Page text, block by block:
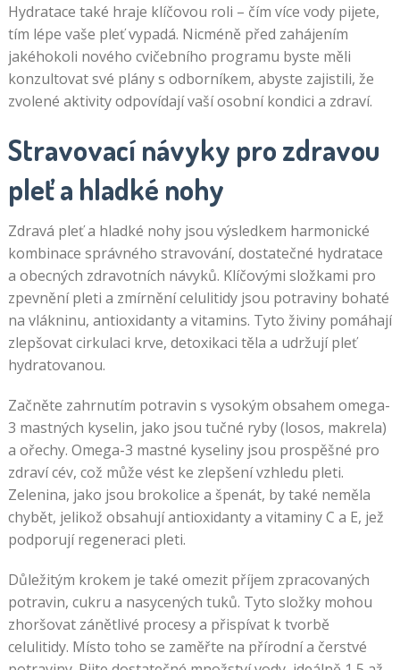
Hydratace také hraje klíčovou roli – čím více vody pijete,
tím lépe vaše pleť vypadá. Nicméně před zahájením
jakéhokoli nového cvičebního programu byste měli
konzultovat své plány s odborníkem, abyste zajistili, že
zvolené aktivity odpovídají vaší osobní kondici a zdraví.
Stravovací návyky pro zdravou
pleť a hladké nohy
Zdravá pleť a hladké nohy jsou výsledkem harmonické
kombinace správného stravování, dostatečné hydratace
a obecných zdravotních návyků. Klíčovými složkami pro
zpevnění pleti a zmírnění celulitidy jsou potraviny bohaté
na vlákninu, antioxidanty a vitamins. Tyto živiny pomáhají
zlepšovat cirkulaci krve, detoxikaci těla a udržují pleť
hydratovanou.
Začněte zahrnutím potravin s vysokým obsahem omega-
3 mastných kyselin, jako jsou tučné ryby (losos, makrela)
a ořechy. Omega-3 mastné kyseliny jsou prospěšné pro
zdraví cév, což může vést ke zlepšení vzhledu pleti.
Zelenina, jako jsou brokolice a špenát, by také neměla
chybět, jelikož obsahují antioxidanty a vitaminy C a E, jež
podporují regeneraci pleti.
Důležitým krokem je také omezit příjem zpracovaných
potravin, cukru a nasycených tuků. Tyto složky mohou
zhoršovat zánětlivé procesy a přispívat k tvorbě
celulitidy. Místo toho se zaměřte na přírodní a čerstvé